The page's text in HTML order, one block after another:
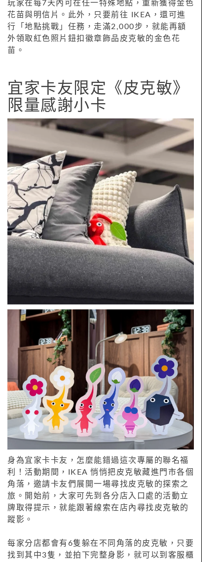
玩家在每7天內可在任一特殊地點，重新獲得金色
花苗與明信片。此外，只要前往 IKEA，還可進
行「地點挑戰」任務，走滿2,000步，就能再額
外領取紅色照片鈕扣徽章飾品皮克敏的金色花
苗。
宜家卡友限定《皮克敏》
限量感謝小卡
身為宜家卡卡友，怎麼能錯過這次專屬的聯名福
利！活動期間，IKEA 悄悄把皮克敏藏進門市各個
角落，邀請卡友們展開一場尋找皮克敏的探索之
旅。開始前，大家可先到各分店入口處的活動立
牌取得提示，就能跟著線索在店內尋找皮克敏的
蹤影。
每家分店都會有6隻躲在不同角落的皮克敏，只要
找到其中3隻，並拍下完整身影，就可以到客服櫃